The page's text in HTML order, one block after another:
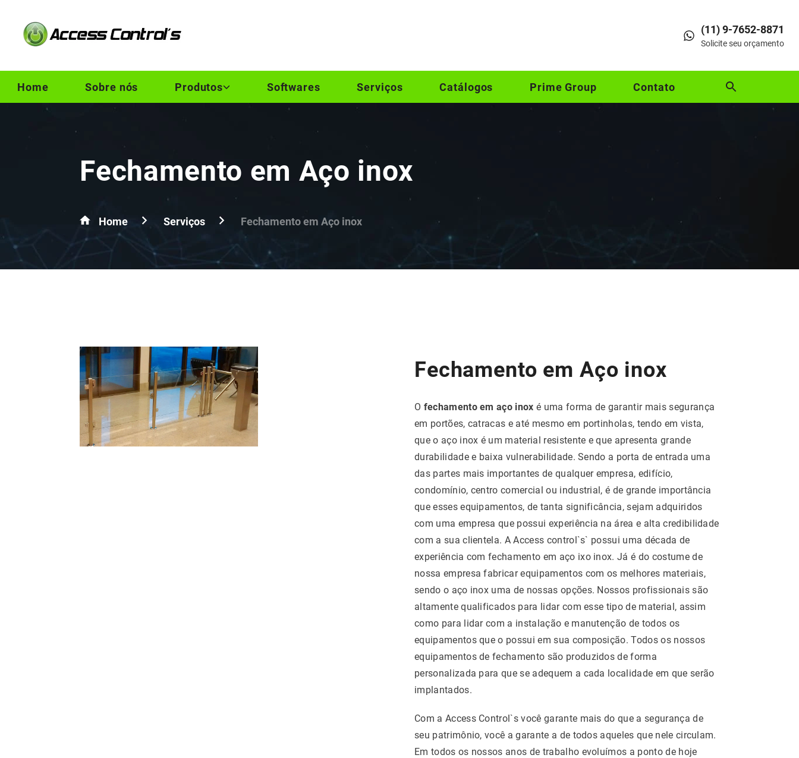
(11) 9-7652-8871
Solicite seu orçamento
Home Sobre nós Produtos Softwares Serviços Catálogos Prime Group Contato
Fechamento em Aço inox
Home Serviços Fechamento em Aço inox
Fechamento em Aço inox
O fechamento em aço inox é uma forma de garantir mais segurança
em portões, catracas e até mesmo em portinholas, tendo em vista,
que o aço inox é um material resistente e que apresenta grande
durabilidade e baixa vulnerabilidade. Sendo a porta de entrada uma
das partes mais importantes de qualquer empresa, edifício,
condomínio, centro comercial ou industrial, é de grande importância
que esses equipamentos, de tanta significância, sejam adquiridos
com uma empresa que possui experiência na área e alta credibilidade
com a sua clientela. A Access control`s` possui uma década de
experiência com fechamento em aço ixo inox. Já é do costume de
nossa empresa fabricar equipamentos com os melhores materiais,
sendo o aço inox uma de nossas opções. Nossos profissionais são
altamente qualificados para lidar com esse tipo de material, assim
como para lidar com a instalação e manutenção de todos os
equipamentos que o possui em sua composição. Todos os nossos
equipamentos de fechamento são produzidos de forma
personalizada para que se adequem a cada localidade em que serão
implantados.
Com a Access Control`s você garante mais do que a segurança de
seu patrimônio, você a garante a de todos aqueles que nele circulam.
Em todos os nossos anos de trabalho evoluímos a ponto de hoje